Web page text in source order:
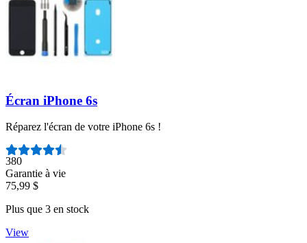
Écran iPhone 6s
Réparez l'écran de votre iPhone 6s !
Nombre d'avis :
380
Garantie à vie
75,99 $
Plus que 3 en stock
View